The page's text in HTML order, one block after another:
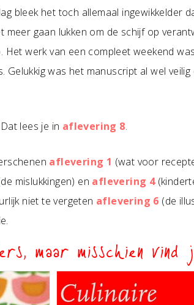
bleek het toch allemaal ingewikkelder
meer gaan lukken om de schijf op
Het werk van een compleet weekend
Gelukkig was het manuscript al wel veilig
lees je in aflevering 8.
aflevering 1 (wat voor
mislukkingen) en aflevering 4
niet te vergeten aflevering 6 (de
maar misschien vind